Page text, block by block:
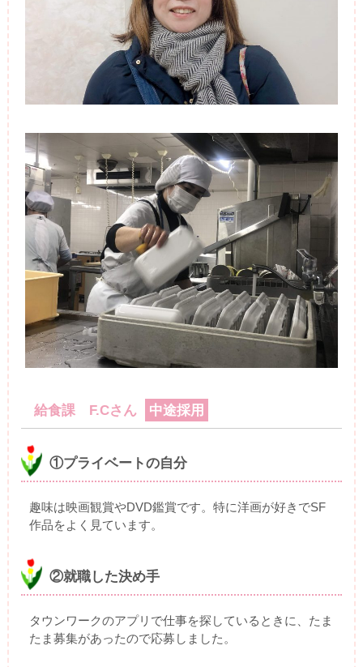
給食課 F.Cさん 中途採用
①プライベートの自分
趣味は映画観賞やDVD鑑賞です。特に洋画が好きでSF
作品をよく見ています。
②就職した決め手
タウンワークのアプリで仕事を探しているときに、たま
たま募集があったので応募しました。